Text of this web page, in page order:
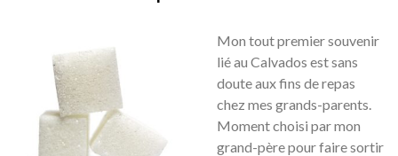
Mon tout premier souvenir
lié au Calvados est sans
doute aux fins de repas
chez mes grands-parents.
Moment choisi par mon
grand-père pour faire sortir